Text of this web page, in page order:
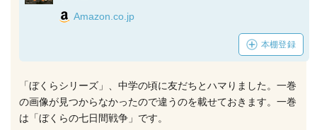
Amazon.co.jp
本棚登録
「ぼくらシリーズ」、中学の頃に友だちとハマりました。一巻
の画像が見つからなかったので違うのを載せておきます。一巻
は「ぼくらの七日間戦争」です。